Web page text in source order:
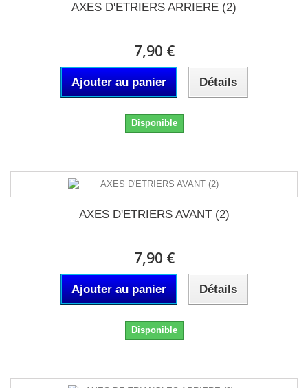
AXES D'ETRIERS ARRIERE (2)
7,90 €
Ajouter au panier Détails
Disponible
AXES D'ETRIERS AVANT (2)
7,90 €
Ajouter au panier Détails
Disponible